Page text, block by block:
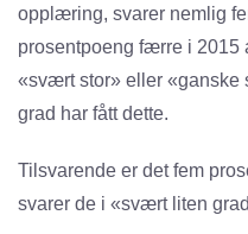
opplæring, svarer nemlig
prosentpoeng færre i 2015
«svært stor» eller «ganske
grad har fått dette.
Tilsvarende er det fem
svarer de i «svært liten